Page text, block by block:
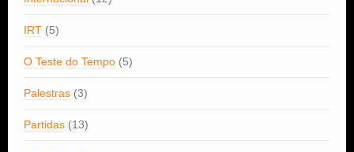
IRT (5)
O Teste do Tempo (5)
Palestras (3)
Partidas (13)